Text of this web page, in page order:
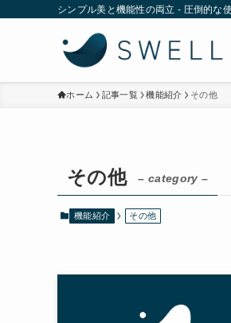
シンプル美と機能性の両立 - 圧倒的な
ホーム 記事一覧 機能紹介 その他
その他 – category –
機能紹介 その他